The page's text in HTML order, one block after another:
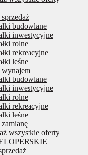
budowlane
inwestycyjne
rolne
rekreacyjne
leśne
wynajem
budowlane
inwestycyjne
rolne
rekreacyjne
leśne
wszystkie oferty